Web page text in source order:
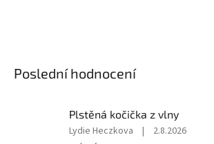
Poslední hodnocení
Plstěná kočička z vlny
Hodnocení
Lydie Heczkova |
2.8.2026